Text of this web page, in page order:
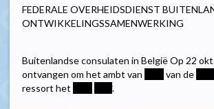
FEDERALE OVERHEIDSDIENST
ONTWIKKELINGSSAMENWERKING
Buitenlandse consulaten in België Op 22
ontvangen om het ambt van
van de
ressort het
.